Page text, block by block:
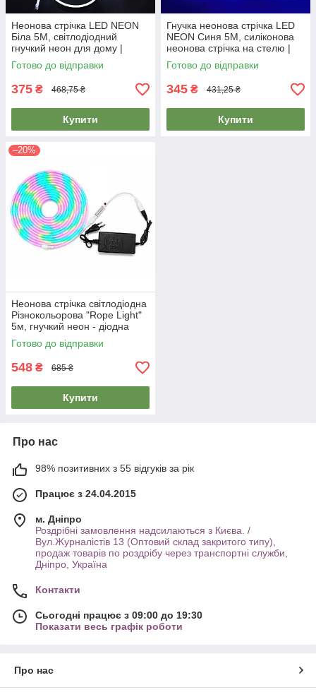
Неонова стрічка LED NEON
Біла 5M, світлодіодний
гнучкий неон для дому |
неоновая светодиодная
лента
Готово до відправки
375 ₴ 468,75 ₴
Купити
Гнучка неонова стрічка LED
NEON Синя 5M, силіконова
неонова стрічка на стелю |
светодиодный неон
Готово до відправки
345 ₴ 431,25 ₴
Купити
–20%
Неонова стрічка світлодіодна
Різнокольорова "Rope Light"
5м, гнучкий неон - діодна
лента (неоновая лента)
Готово до відправки
548 ₴ 685 ₴
Купити
Про нас
98% позитивних з 55 відгуків за рік
Працює з 24.04.2015
м. Дніпро
Роздрібні замовлення надсилаються з Києва. /
Вул.Журналістів 13 (Оптовий склад закритого типу),
продаж товарів по роздрібу через транспортні служби,
Дніпро, Україна
Контакти
Сьогодні працює з 09:00 до 19:30
Показати весь графік роботи
Про нас